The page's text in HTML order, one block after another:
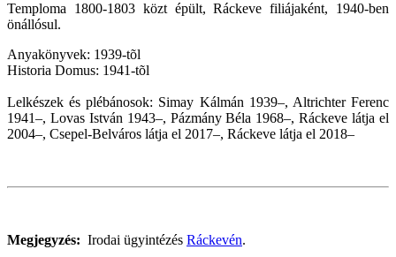
Temploma 1800-1803 közt épült, Ráckeve filiájaként, 1940-ben
önállósul.
Anyakönyvek: 1939-tõl
Historia Domus: 1941-tõl
Lelkészek és plébánosok: Simay Kálmán 1939–, Altrichter Ferenc
1941–, Lovas István 1943–, Pázmány Béla 1968–, Ráckeve látja el
2004–, Csepel-Belváros látja el 2017–, Ráckeve látja el 2018–
Megjegyzés: Irodai ügyintézés Ráckevén.